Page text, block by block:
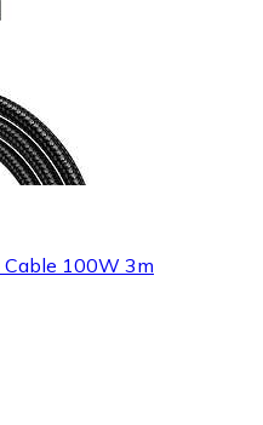
Cable 100W 3m